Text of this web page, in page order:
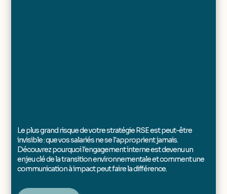
Le plus grand risque de votre stratégie RSE est peut-être
invisible : que vos salariés ne se l'approprient jamais.
Découvrez pourquoi l'engagement interne est devenu un
enjeu clé de la transition environnementale et comment une
communication à impact peut faire la différence.